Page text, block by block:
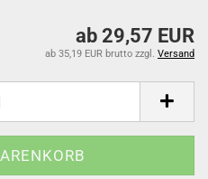
ab 29,57 EUR
ab 35,19 EUR brutto zzgl. Versand